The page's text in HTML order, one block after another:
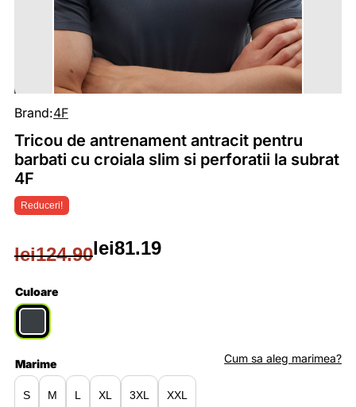
Reduceri!
Brand:4F
Tricou de antrenament antracit pentru
barbati cu croiala slim si perforatii la subrat
4F
lei124.90
Prețul
inițial
a
fost:
lei124.90.
lei81.19
Prețul
curent
este:
lei81.19.
Culoare
Marime
S M L XL XXL
3XL
Cum sa aleg marimea?